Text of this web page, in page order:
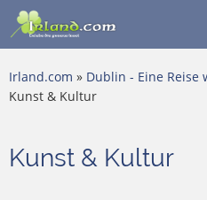
Irland.com » Dublin - Eine Reise
Kunst & Kultur
Kunst & Kultur